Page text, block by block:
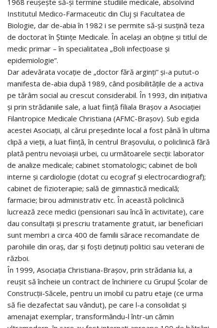
Institutul Medico-Farmaceutic din Cluj şi Facultatea de
Biologie, dar de-abia în 1982 i se permite să-şi susţină teza
de doctorat în Ştiinţe Medicale. În acelaşi an obţine şi titlul de
medic primar – în specialitatea „Boli infecţioase şi
epidemiologie”.
Dar adevărata vocaţie de „doctor fără arginţi” şi-a putut-o
manifesta de-abia după 1989, când posibilităţile de a activa
pe tărâm social au crescut considerabil. În 1993, din iniţiativa
şi prin strădaniile sale, a luat fiinţă filiala Braşov a Asociaţiei
Filantropice Medicale Christiana (AFMC-Braşov). Sub egida
acestei Asociaţii, al cărui preşedinte local a fost până în ultima
clipă a vieţii, a luat fiinţă, în centrul Braşovului, o policlinică fără
plată pentru nevoiaşii urbei, cu următoarele secţii: laborator
de analize medicale; cabinet stomatologic; cabinet de boli
interne şi cardiologie (dotat cu ecograf şi electrocardiograf);
cabinet de fizioterapie; sală de gimnastică medicală;
farmacie; birou administrativ etc. În această policlinică
lucrează zece medici (pensionari sau încă în activitate), care
dau consultaţii şi prescriu tratamente gratuit, iar beneficiari
sunt membri a circa 400 de familii sărace recomandate de
parohiile din oraş, dar şi foşti deţinuţi politici sau veterani de
război.
În 1999, Asociaţia Christiana-Braşov, prin strădania lui, a
reuşit să încheie un contract de închiriere cu Grupul Şcolar de
Construcţii-Săcele, pentru un imobil cu patru etaje (ce urma
să fie dezafectat sau vândut), pe care l-a consolidat şi
amenajat exemplar, transformându-l într-un cămin